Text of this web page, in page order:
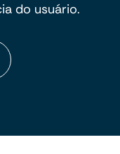
do usuário.